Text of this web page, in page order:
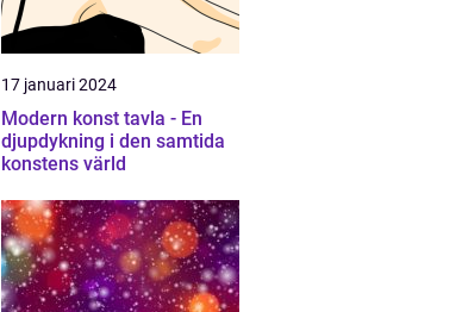
17 januari 2024
Modern konst tavla - En
djupdykning i den samtida
konstens värld